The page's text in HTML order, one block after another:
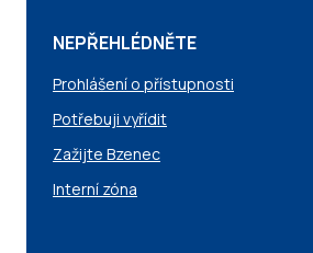
NEPŘEHLÉDNĚTE
Prohlášení o přístupnosti
Potřebuji vyřídit
Zažijte Bzenec
Interní zóna